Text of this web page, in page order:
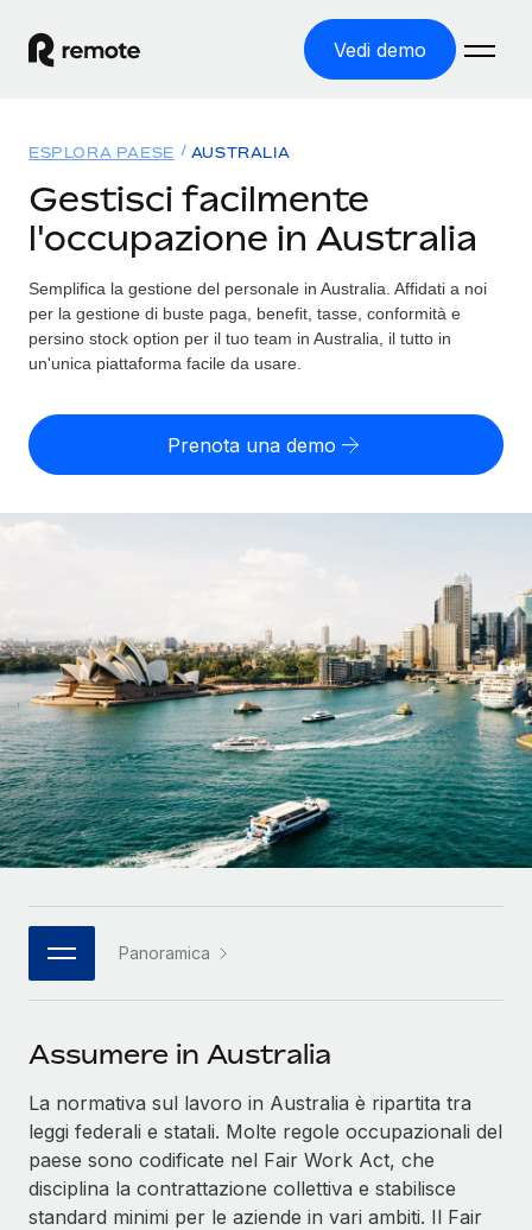
Vedi demo
ASSUMI NEL MONDO
Global Payroll
Gestisci il payroll a norma, in tutta semplicità
Employer of Record
Contractor Management
compliance globale
Soluzioni
COPERTURA GLOBALE
Ricerca paesi
Trova i servizi di supporto all’impiego per ogni Paese
Confronta Remote
Scopri come ci confrontiamo con gli altri
CASE STUDIES
Tariffe
English
Nederlands
Deutsch
Español
Italiano
Português (Portugal)
日本語
한국어
中文（简体）
Login
ESPLORA PAESE AUSTRALIA
Gestisci facilmente
l'occupazione in Australia
Semplifica la gestione del personale in Australia. Affidati a noi
per la gestione di buste paga, benefit, tasse, conformità e
persino stock option per il tuo team in Australia, il tutto in
un'unica piattaforma facile da usare.
Prenota una demo
Panoramica
Assumere in Australia
La normativa sul lavoro in Australia è ripartita tra
leggi federali e statali. Molte regole occupazionali del
paese sono codificate nel Fair Work Act, che
disciplina la contrattazione collettiva e stabilisce
standard minimi per le aziende in vari ambiti. Il Fair